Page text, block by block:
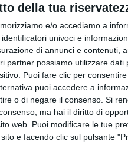
della tua
e/o accediamo a
univoci e
di annunci e contenuti,
partner possiamo utilizzare
Puoi fare clic per
puoi accedere a
o di negare il consenso. Si
ma hai il diritto di
web. Puoi modificare le tue
e facendo clic sul pulsante
controllano Bari
succede in tempo reale e
la visibilità
chi sputa in faccia